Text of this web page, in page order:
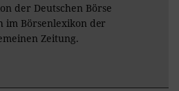
der Deutschen Börse
im Börsenlexikon der
Zeitung.